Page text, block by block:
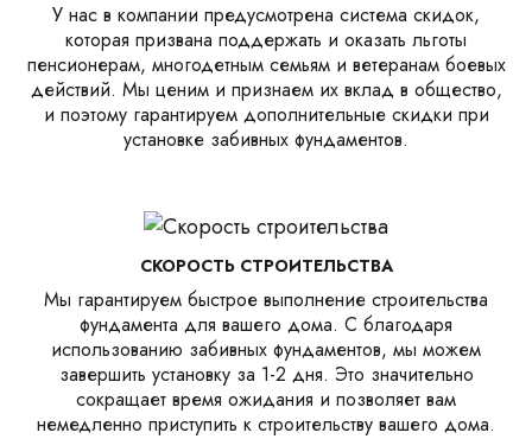
У нас в компании предусмотрена система скидок,
которая призвана поддержать и оказать льготы
пенсионерам, многодетным семьям и ветеранам боевых
действий. Мы ценим и признаем их вклад в общество,
и поэтому гарантируем дополнительные скидки при
установке забивных фундаментов.
СКОРОСТЬ СТРОИТЕЛЬСТВА
Мы гарантируем быстрое выполнение строительства
фундамента для вашего дома. С благодаря
использованию забивных фундаментов, мы можем
завершить установку за 1-2 дня. Это значительно
сокращает время ожидания и позволяет вам
немедленно приступить к строительству вашего дома.